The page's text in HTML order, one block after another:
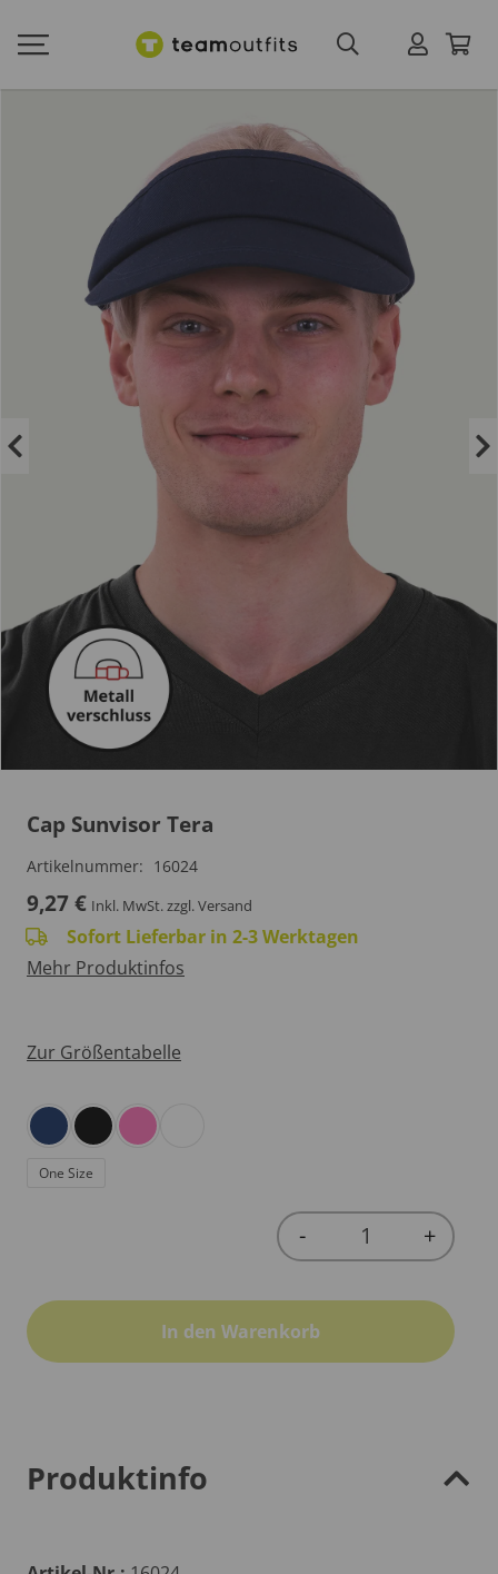
Cap Sunvisor Tera
Artikelnummer: 16024
9,27€ Inkl. MwSt.zzgl. Versand
Sofort Lieferbar in 2-3 Werktagen
Mehr Produktinfos
Zur Größentabelle
One Size
Quantity
- +
In den Warenkorb
Produktinfo